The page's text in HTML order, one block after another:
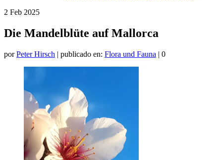
2 Feb 2025
Die Mandelblüte auf Mallorca
porPeter Hirsch | publicado en: Flora und Fauna | 0